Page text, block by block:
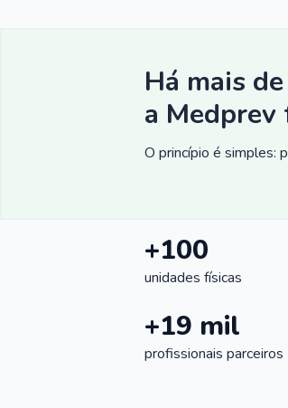
Há mais
a Medprev
O princípio é simples:
+100
unidades físicas
+19 mil
profissionais parceiros